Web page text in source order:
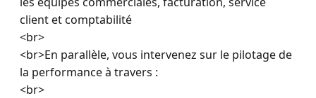
client et comptabilité
<br>
<br>En parallèle, vous intervenez sur le pilotage de
la performance à travers :
<br>